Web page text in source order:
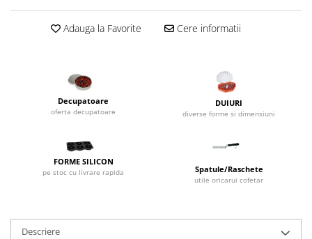
Palnie/Utilaje Dozare
Matrice Patiserie
Forme Briose
Forme Metal
Ustensile Decorare
Accesorii Posuri
Seturi Decorare
Adauga la Favorite Cere informatii
Decupatoare
oferta decupatoare
DUIURI
diverse forme si dimensiuni
FORME SILICON
pe stoc cu livrare rapida Spatule/Raschete
utile oricarui cofetar
Descriere